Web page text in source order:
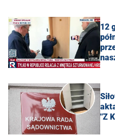
12
"Z